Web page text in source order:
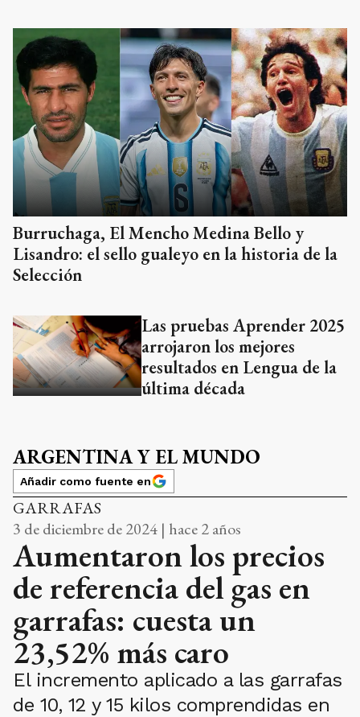
Burruchaga, El Mencho Medina Bello y
Lisandro: el sello gualeyo en la historia de la
Selección
Las pruebas Aprender 2025
arrojaron los mejores
resultados en Lengua de la
última década
ARGENTINA Y EL MUNDO
Añadir como fuente en
GARRAFAS
3 de diciembre de 2024 | hace 2 años
Aumentaron los precios
de referencia del gas en
garrafas: cuesta un
23,52% más caro
El incremento aplicado a las garrafas
de 10, 12 y 15 kilos comprendidas en